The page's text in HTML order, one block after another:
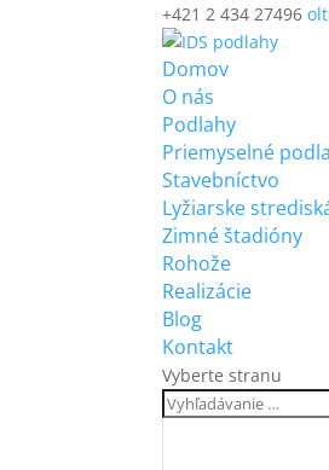
+421 2 434 27496
Domov
O nás
Podlahy
Priemyselné
Stavebníctvo
Lyžiarske
Zimné štadióny
Rohože
Realizácie
Blog
Kontakt
Vyberte stranu